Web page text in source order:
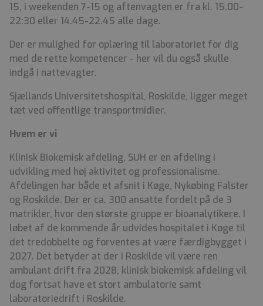
15, i weekenden 7-15 og aftenvagten er fra kl. 15.00-
22:30 eller 14.45-22.45 alle dage.
Der er mulighed for oplæring til laboratoriet for dig
med de rette kompetencer - her vil du også skulle
indgå i nattevagter.
Sjællands Universitetshospital, Roskilde, ligger meget
tæt ved offentlige transportmidler.
Hvem er vi
Klinisk Biokemisk afdeling, SUH er en afdeling i
udvikling med høj aktivitet og professionalisme.
Afdelingen har både et afsnit i Køge, Nykøbing Falster
og Roskilde. Der er ca. 300 ansatte fordelt på de 3
matrikler, hvor den største gruppe er bioanalytikere. I
løbet af de kommende år udvides hospitalet i Køge til
det tredobbelte og forventes at være færdigbygget i
2027. Det betyder at der i Roskilde vil være ren
ambulant drift fra 2028, klinisk biokemisk afdeling vil
dog fortsat have et stort ambulatorie samt
laboratoriedrift i Roskilde.